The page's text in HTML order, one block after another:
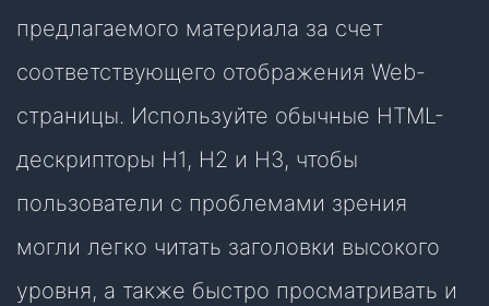
предлагаемого материала за счет
соответствующего отображения Web-
cтpaницы. Используйте обычные НТМL-
дескрипторы Н1, Н2 и НЗ, чтобы
пользователи с проблемами зрения
могли легко читать заголовки высокого
уровня, а также быстро просматривать и